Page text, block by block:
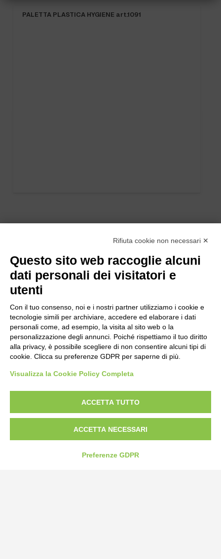
PALETTA PLASTICA HYGIENE art.1091
Bogliano Srl
Strada Statale 231 Alba-Bra
Borgo San Martino 44, 12060 Pocapaglia CN
Tel:0172-478161
Fax: 0172-487399
Rifiuta cookie non necessari ✕
Questo sito web raccoglie alcuni
dati personali dei visitatori e
utenti
Con il tuo consenso, noi e i nostri partner utilizziamo i cookie e
tecnologie simili per archiviare, accedere ed elaborare i dati
personali come, ad esempio, la visita al sito web o la
personalizzazione degli annunci. Poiché rispettiamo il tuo diritto
alla privacy, è possibile scegliere di non consentire alcuni tipi di
cookie. Clicca su preferenze GDPR per saperne di più.
Visualizza la Cookie Policy Completa
ACCETTA TUTTO
ACCETTA NECESSARI
Preferenze GDPR